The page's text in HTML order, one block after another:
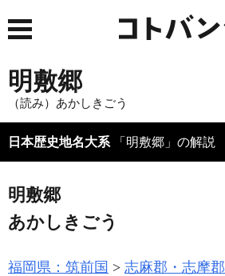
明敷郷
（読み）あかしきごう
日本歴史地名大系 「明敷郷」の解説
明敷郷
あかしきごう
福岡県：筑前国 志麻郡・志摩郡